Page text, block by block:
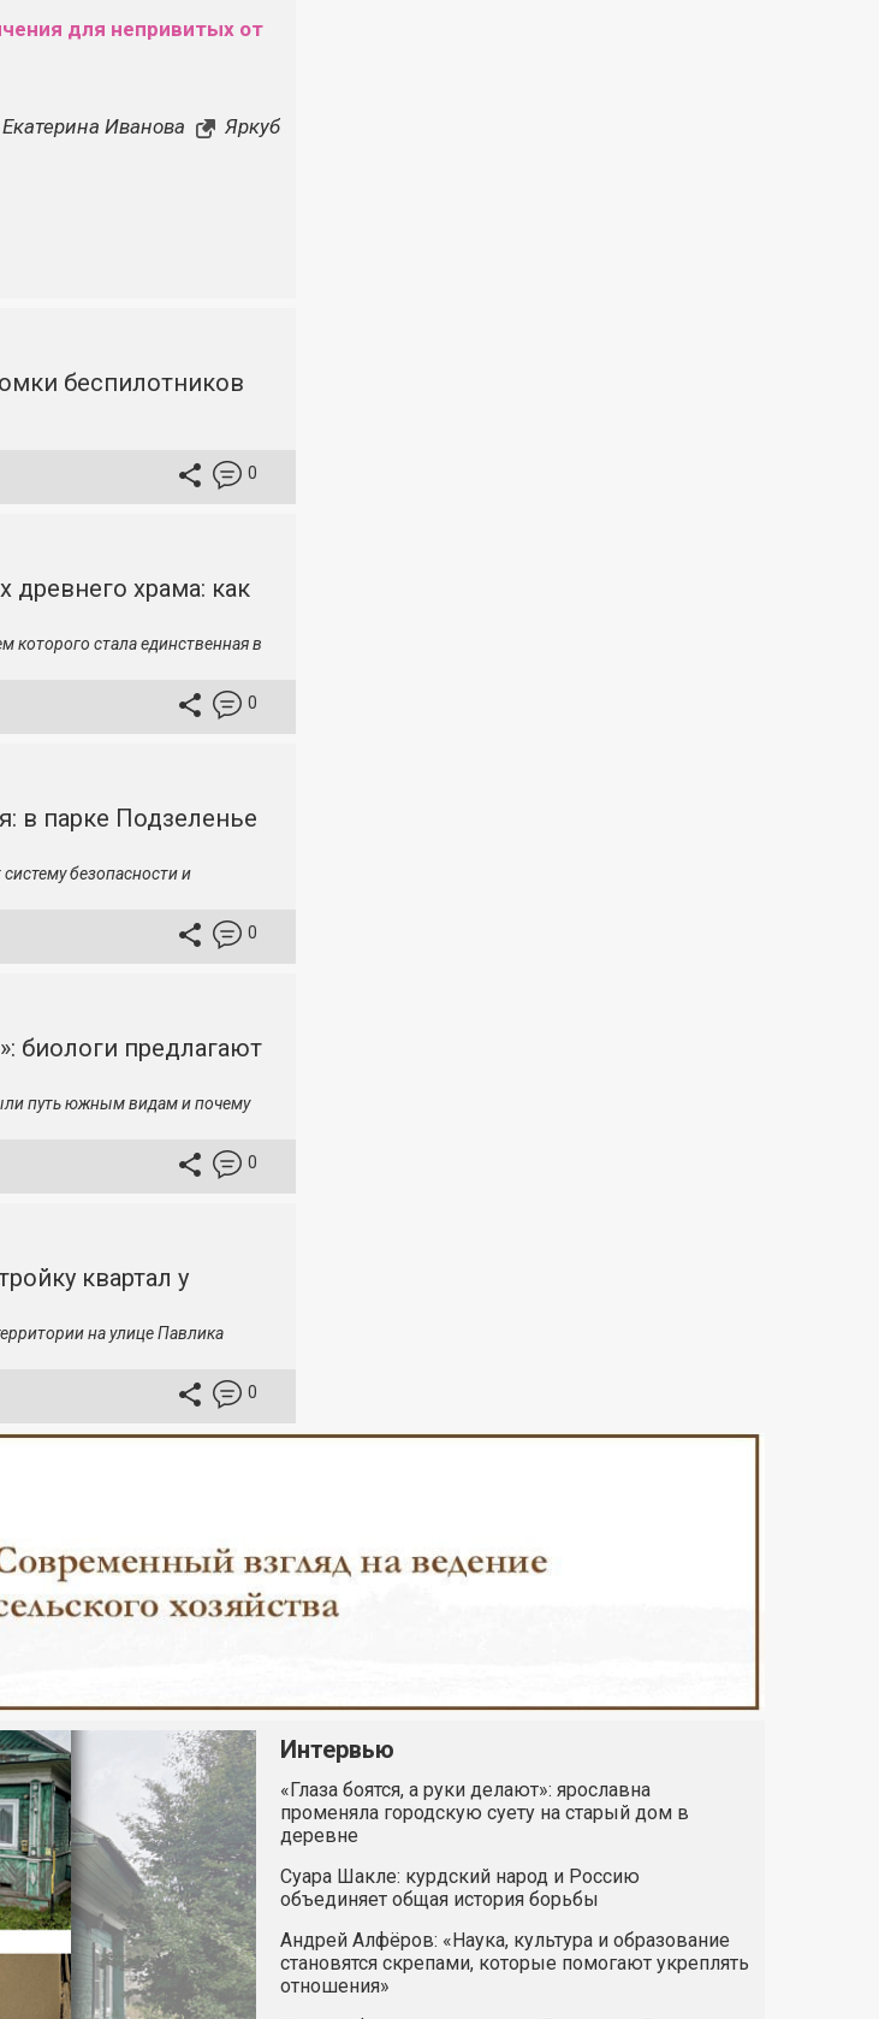
для непривитых от
Екатерина Иванова Яркуб
беспилотников
0
древнего храма: как
которого стала единственная в
0
в парке Подзеленье
безопасности и
0
биологи предлагают
путь южным видам и почему
0
квартал у
на улице Павлика
0
Интервью
«Глаза боятся, а руки делают»: ярославна
променяла городскую суету на старый дом в
деревне
Суара Шакле: курдский народ и Россию
объединяет общая история борьбы
Андрей Алфёров: «Наука, культура и образование
становятся скрепами, которые помогают укреплять
отношения»